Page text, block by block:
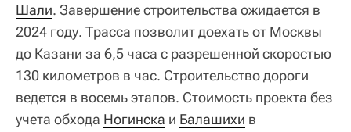
Шали. Завершение строительства ожидается в
2024 году. Трасса позволит доехать от Москвы
до Казани за 6,5 часа с разрешенной скоростью
130 километров в час. Строительство дороги
ведется в восемь этапов. Стоимость проекта без
учета обхода Ногинска и Балашихи в